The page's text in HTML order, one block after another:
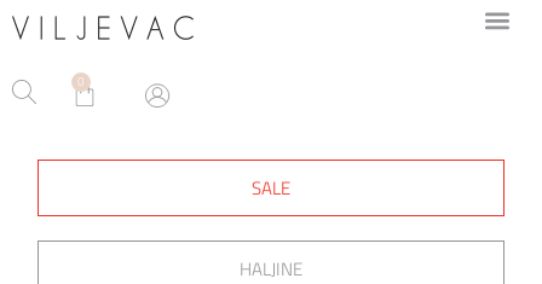
0
SALE
HALJINE